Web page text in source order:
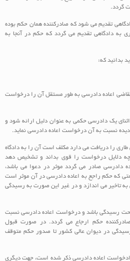
گردد.
تقدیم می شود که صادرکننده همان حکم بوده
به دادگاهی تقدیم می گردد که حکم در آنجا به
بدانید که:
اعاده دادرسی به طور مستقل آن را درخواست
یک دادرسی حکمی به عنوان دلیل ارائه شود و
نسبت به آن درخواست اعاده دادرسی نماید.
را دریافت می دارد مکلف است آن را به دادگاه
دلایل درخواست را قوی بداند و تشخیص دهد
صادر می گردد موثر در دعوا می باشد،
که حکم راجع به اعاده دادرسی در آن موثر است
تاخیر می اندازد و در غیر این صورت به رسیدگی
تحت رسیدگی باشد و درخواست اعاده دادرسی نسبت
حکم ارجاع می گردد. در صورت قبول
در دیوان عالی کشور تا صدور حکم متوقف
اعاده دادرسی ذکر شده است، جهت دیگری